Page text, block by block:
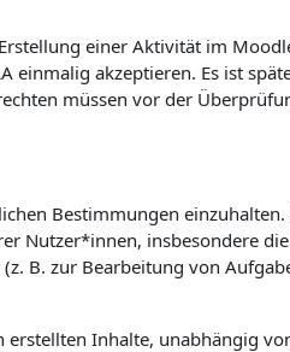
einer Aktivität im
einmalig akzeptieren. Es ist
müssen vor der
Bestimmungen
Nutzer*innen, insbesondere
B. zur Bearbeitung von
Inhalte, unabhängig